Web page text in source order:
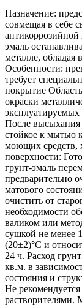
Назначение:
совмещая в себе
эмаль
металле, обладая
Особенности:
требует
покрытие
окраски
После высыхания
стойкое к мытью
моющих средств,
поверхности:
грунт-эмаль
предварительно
матового
очистить от
необходимости
валиком или
сушкой не менее
(20±2)°С и
24 ч. Расход
кв.м. в
состояния и
Не
растворителями.